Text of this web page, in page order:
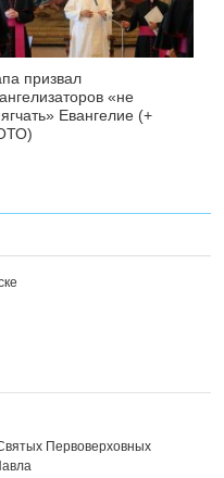
призвал
«не
Евангелие (+
Первоверховных